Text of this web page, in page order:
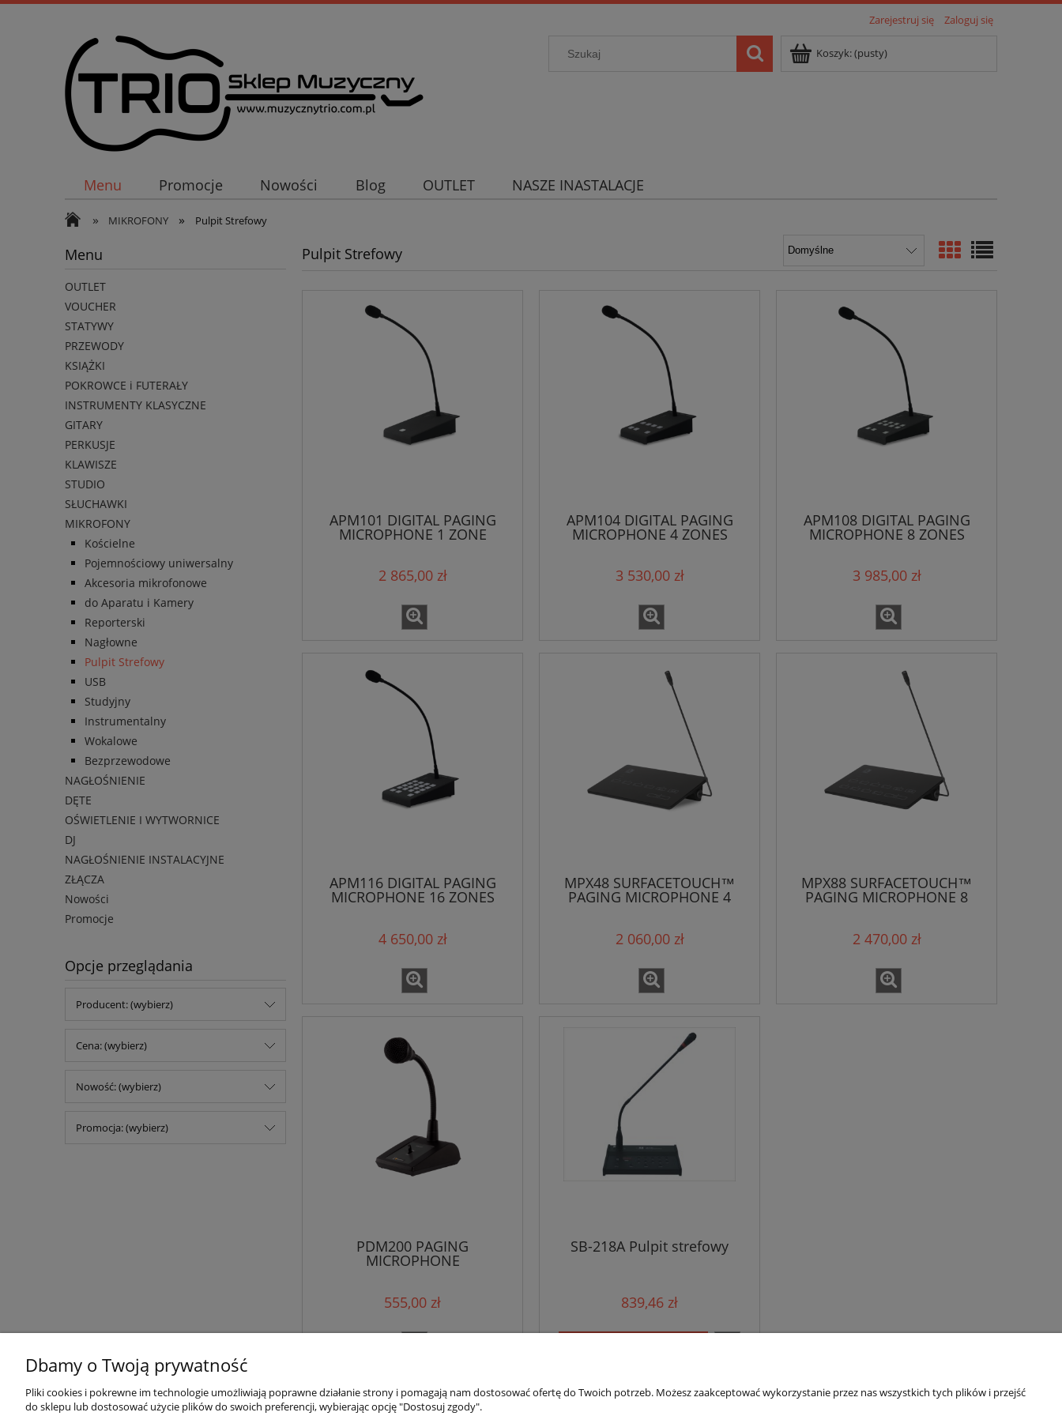
Zarejestruj się Zaloguj się
Koszyk:(pusty)
Menu Promocje Nowości Blog OUTLET NASZE INASTALACJE
» MIKROFONY » Pulpit Strefowy
Menu
OUTLET
VOUCHER
STATYWY
PRZEWODY
KSIĄŻKI
POKROWCE i FUTERAŁY
INSTRUMENTY KLASYCZNE
GITARY
PERKUSJE
KLAWISZE
STUDIO
SŁUCHAWKI
MIKROFONY
Kościelne
Pojemnościowy uniwersalny
Akcesoria mikrofonowe
do Aparatu i Kamery
Reporterski
Nagłowne
Pulpit Strefowy
USB
Studyjny
Instrumentalny
Wokalowe
Bezprzewodowe
NAGŁOŚNIENIE
DĘTE
OŚWIETLENIE I WYTWORNICE
DJ
NAGŁOŚNIENIE INSTALACYJNE
ZŁĄCZA
Nowości
Promocje
Opcje przeglądania
Producent: (wybierz)
Cena: (wybierz)
Nowość: (wybierz)
Promocja: (wybierz)
Pulpit Strefowy
APM101 DIGITAL PAGING
MICROPHONE 1 ZONE
2 865,00 zł
APM104 DIGITAL PAGING
MICROPHONE 4 ZONES
3 530,00 zł
APM108 DIGITAL PAGING
MICROPHONE 8 ZONES
3 985,00 zł
APM116 DIGITAL PAGING
MICROPHONE 16 ZONES
4 650,00 zł
MPX48 SURFACETOUCH™
PAGING MICROPHONE 4
2 060,00 zł
MPX88 SURFACETOUCH™
PAGING MICROPHONE 8
2 470,00 zł
PDM200 PAGING
MICROPHONE
555,00 zł
SB-218A Pulpit strefowy
839,46 zł
Dbamy o Twoją prywatność
Pliki cookies i pokrewne im technologie umożliwiają poprawne działanie strony i pomagają nam dostosować ofertę do Twoich potrzeb. Możesz zaakceptować wykorzystanie przez nas wszystkich tych plików i przejść
do sklepu lub dostosować użycie plików do swoich preferencji, wybierając opcję "Dostosuj zgody".